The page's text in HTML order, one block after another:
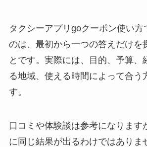
タクシーアプリgoクーポン使い方
のは、最初から一つの答えだけを
とです。実際には、目的、予算、
る地域、使える時間によって合う
す。
口コミや体験談は参考になります
に同じ結果が出るわけではありま